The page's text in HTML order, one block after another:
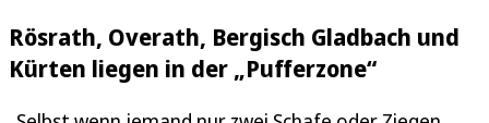
Rösrath, Overath, Bergisch Gladbach und
Kürten liegen in der „Pufferzone“